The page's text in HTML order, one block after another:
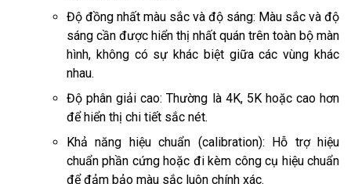
Độ đồng nhất màu sắc và độ sáng: Màu sắc và độ
sáng cần được hiển thị nhất quán trên toàn bộ màn
hình, không có sự khác biệt giữa các vùng khác
nhau.
Độ phân giải cao: Thường là 4K, 5K hoặc cao hơn
để hiển thị chi tiết sắc nét.
Khả năng hiệu chuẩn (calibration): Hỗ trợ hiệu
chuẩn phần cứng hoặc đi kèm công cụ hiệu chuẩn
để đảm bảo màu sắc luôn chính xác.